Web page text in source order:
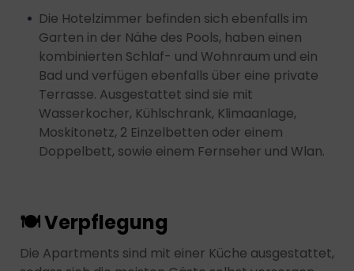
Die Hotelzimmer befinden sich ebenfalls im
Garten in der Nähe des Pools, haben einen
kombinierten Schlaf- und Wohnraum und ein
Bad und verfügen ebenfalls über eine private
Terrasse. Ausgestattet sind sie mit
Wasserkocher, Kühlschrank, Klimaanlage,
Moskitonetz, 2 Einzelbetten oder einem
Doppelbett, sowie einem Fernseher und Wlan.
🍽 Verpflegung
Die Apartments sind mit einer Küche ausgestattet,